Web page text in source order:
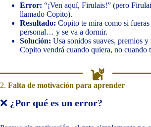
Error: “¡Ven aquí, Firulais!” (pero
llamado Copito).
Resultado: Copito te mira como si fueras
personal… y se va a dormir.
Solución: Usa sonidos suaves, premios y
Copito vendrá cuando quiera, no cuando
2. Falta de motivación para aprender
❌ ¿Por qué es un error?